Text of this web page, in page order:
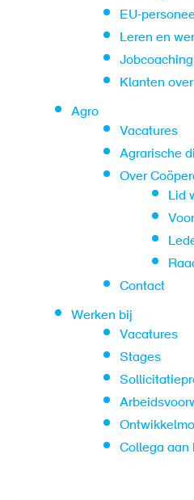
EU-
Leren en
Jobcoaching
Klanten
Agro
Vacatures
Agrarische
Over
Lid
Contact
Werken bij
Vacatures
Stages
Collega aan